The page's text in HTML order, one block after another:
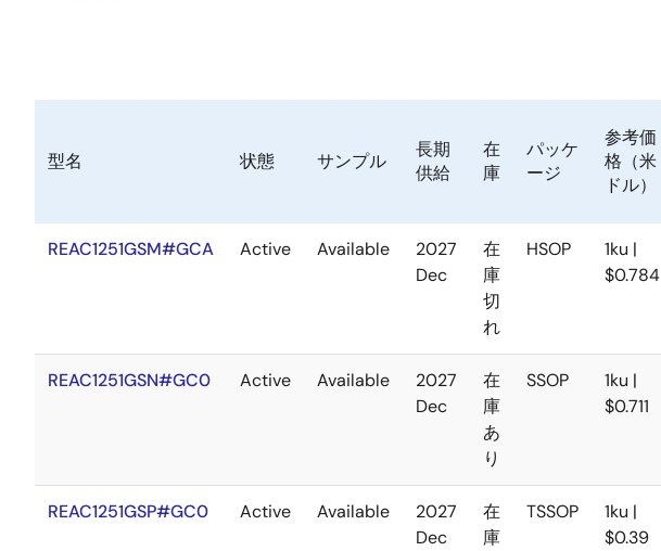
型名 状態 サンプル
長期
供給
在
庫
パッケ
ージ
参考価
格（米
ドル）
REAC1251GSM#GCA Active Available
2027
Dec
在
庫
切
れ
HSOP
1ku |
$0.784
REAC1251GSN#GC0 Active Available
2027
Dec
在
庫
あ
り
SSOP
1ku |
$0.711
REAC1251GSP#GC0 Active Available
2027
Dec
在
庫
TSSOP
1ku |
$0.39